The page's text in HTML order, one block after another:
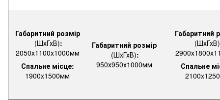
Габаритний розмір
(ШхГхВ):
2050х1100х1000мм
Спальне місце:
1900х1500мм
Габаритний розмір
(ШхГхВ):
950х950х1000мм
Габаритний
(ШхГхВ)
Спальне